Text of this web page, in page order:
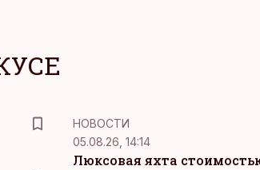
НОВОСТИ
05.08.26, 14:14
Люксовая яхта